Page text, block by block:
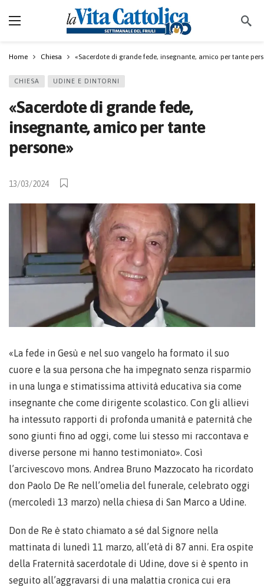
Home Chiesa «Sacerdote di grande fede, insegnante, amico per tante
CHIESA UDINE E DINTORNI
«Sacerdote di grande fede,
insegnante, amico per tante
persone»
13/03/2024
«La fede in Gesù e nel suo vangelo ha formato il suo
cuore e la sua persona che ha impegnato senza risparmio
in una lunga e stimatissima attività educativa sia come
insegnante che come dirigente scolastico. Con gli allievi
ha intessuto rapporti di profonda umanità e paternità che
sono giunti fino ad oggi, come lui stesso mi raccontava e
diverse persone mi hanno testimoniato». Così
l’arcivescovo mons. Andrea Bruno Mazzocato ha ricordato
don Paolo De Re nell’omelia del funerale, celebrato oggi
(mercoledì 13 marzo) nella chiesa di San Marco a Udine.
Don de Re è stato chiamato a sé dal Signore nella
mattinata di lunedì 11 marzo, all’età di 87 anni. Era ospite
della Fraternità sacerdotale di Udine, dove si è spento in
seguito all’aggravarsi di una malattia cronica cui era